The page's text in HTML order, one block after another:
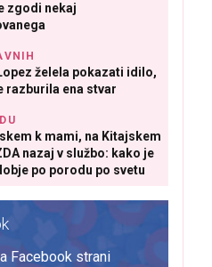
zgodi nekaj
želela pokazati idilo,
razburila ena stvar
k mami, na Kitajskem
nazaj v službo: kako je
po porodu po svetu
Facebook strani